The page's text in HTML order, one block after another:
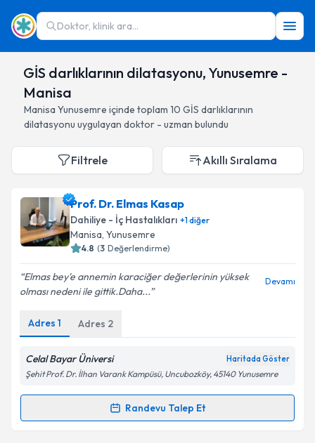
Doktor, klinik ara...
GİS darlıklarının dilatasyonu, Yunusemre -
Manisa
Manisa Yunusemre içinde toplam 10 GİS darlıklarının
dilatasyonu uygulayan doktor - uzman bulundu
Filtrele Akıllı Sıralama
Prof. Dr. Elmas Kasap
Dahiliye - İç Hastalıkları +1diğer
Manisa, Yunusemre
4.8 (3 Değerlendirme)
Elmas bey'e annemin karaciğer değerlerinin yüksek
olması nedeni ile gittik.Daha...
Devamı
Adres 1 Adres 2
Celal Bayar Üniversi Haritada Göster
Şehit Prof. Dr. İlhan Varank Kampüsü, Uncubozköy, 45140 Yunusemre
Randevu Talep Et
Randevu Takvimi Talebi